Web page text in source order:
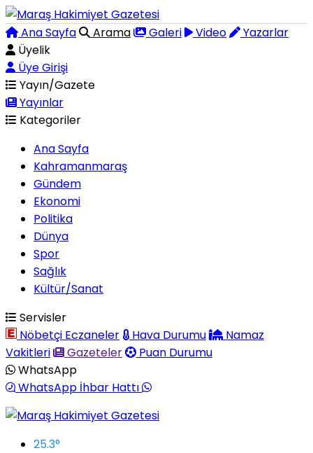
Ana Sayfa Arama Galeri Video
Yazarlar
Üyelik
Üye Girişi
Yayın/Gazete
Yayınlar
Kategoriler
Ana Sayfa
Kahramanmaraş
Gündem
Ekonomi
Politika
Dünya
Spor
Sağlık
Kültür/Sanat
Servisler
Nöbetçi Eczaneler
Hava Durumu
Namaz
Vakitleri
Gazeteler
Puan Durumu
WhatsApp
WhatsApp İhbar Hattı
25.3°